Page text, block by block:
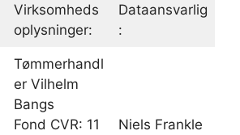
Virksomheds
oplysninger:
Dataansvarlig
:
Tømmerhandl
er Vilhelm
Bangs
Fond CVR: 11
Niels Frankle